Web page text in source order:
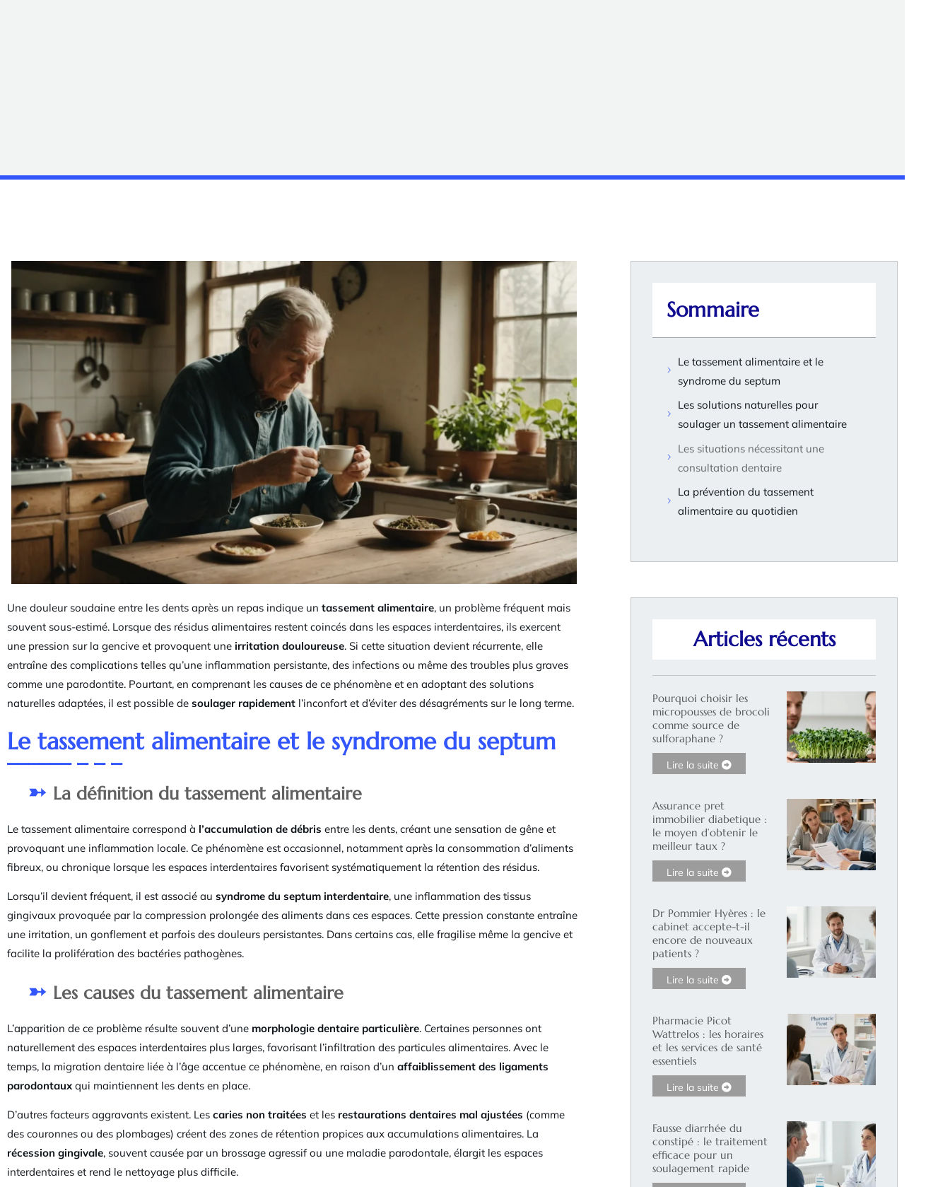
Une douleur soudaine entre les dents après un repas indique un tassement alimentaire, un problème fréquent mais
souvent sous-estimé. Lorsque des résidus alimentaires restent coincés dans les espaces interdentaires, ils exercent
une pression sur la gencive et provoquent une irritation douloureuse. Si cette situation devient récurrente, elle
entraîne des complications telles qu’une inflammation persistante, des infections ou même des troubles plus graves
comme une parodontite. Pourtant, en comprenant les causes de ce phénomène et en adoptant des solutions
naturelles adaptées, il est possible de soulager rapidement l’inconfort et d’éviter des désagréments sur le long terme.
Le tassement alimentaire et le syndrome du septum
La définition du tassement alimentaire
Le tassement alimentaire correspond à l’accumulation de débris entre les dents, créant une sensation de gêne et
provoquant une inflammation locale. Ce phénomène est occasionnel, notamment après la consommation d’aliments
fibreux, ou chronique lorsque les espaces interdentaires favorisent systématiquement la rétention des résidus.
Lorsqu’il devient fréquent, il est associé au syndrome du septum interdentaire, une inflammation des tissus
gingivaux provoquée par la compression prolongée des aliments dans ces espaces. Cette pression constante entraîne
une irritation, un gonflement et parfois des douleurs persistantes. Dans certains cas, elle fragilise même la gencive et
facilite la prolifération des bactéries pathogènes.
Les causes du tassement alimentaire
L’apparition de ce problème résulte souvent d’une morphologie dentaire particulière. Certaines personnes ont
naturellement des espaces interdentaires plus larges, favorisant l’infiltration des particules alimentaires. Avec le
temps, la migration dentaire liée à l’âge accentue ce phénomène, en raison d’un affaiblissement des ligaments
parodontaux qui maintiennent les dents en place.
D’autres facteurs aggravants existent. Les caries non traitées et les restaurations dentaires mal ajustées (comme
des couronnes ou des plombages) créent des zones de rétention propices aux accumulations alimentaires. La
récession gingivale, souvent causée par un brossage agressif ou une maladie parodontale, élargit les espaces
interdentaires et rend le nettoyage plus difficile.
Sommaire
Le tassement alimentaire et le
syndrome du septum
Les solutions naturelles pour
soulager un tassement alimentaire
Les situations nécessitant une
consultation dentaire
La prévention du tassement
alimentaire au quotidien
Articles récents
Pourquoi choisir les
micropousses de brocoli
comme source de
sulforaphane ?
Lire la suite
Assurance pret
immobilier diabetique :
le moyen d’obtenir le
meilleur taux ?
Lire la suite
Dr Pommier Hyères : le
cabinet accepte-t-il
encore de nouveaux
patients ?
Lire la suite
Pharmacie Picot
Wattrelos : les horaires
et les services de santé
essentiels
Lire la suite
Fausse diarrhée du
constipé : le traitement
efficace pour un
soulagement rapide